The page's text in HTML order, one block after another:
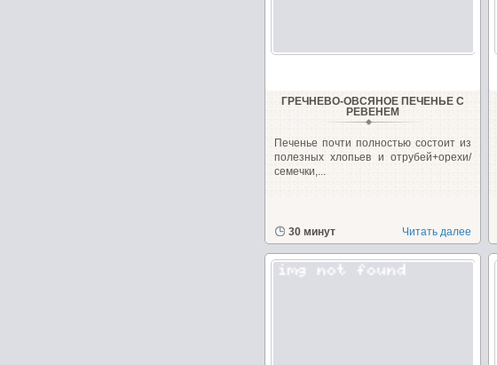
ГРЕЧНЕВО-ОВСЯНОЕ ПЕЧЕНЬЕ С
РЕВЕНЕМ
Печенье почти полностью состоит из
полезных хлопьев и отрубей+орехи/
семечки,...
30 минут Читать далее